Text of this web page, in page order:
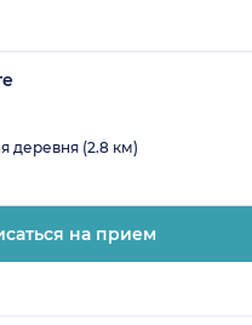
деревня (2.8 км)
на прием